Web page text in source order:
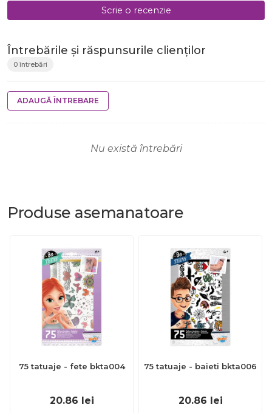
Scrie o recenzie
Întrebările și răspunsurile clienților
0 întrebări
ADAUGĂ ÎNTREBARE
Nu există întrebări
Produse asemanatoare
75 tatuaje - fete bkta004
20.86 lei
75 tatuaje - baieti bkta006
20.86 lei